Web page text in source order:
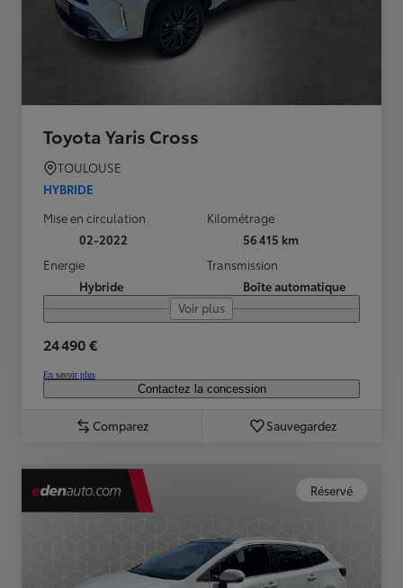
Toyota Yaris Cross
TOULOUSE
HYBRIDE
Mise en circulation
02-2022
Kilométrage
56 415 km
Energie
Hybride
Transmission
Boîte automatique
Voir plus
24 490 €
En savoir plus
Contactez la concession
Comparez Sauvegardez
Réservé